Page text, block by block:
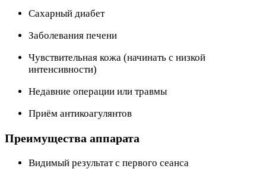
Сахарный диабет
Заболевания печени
Чувствительная кожа (начинать с низкой
интенсивности)
Недавние операции или травмы
Приём антикоагулянтов
Преимущества аппарата
Видимый результат с первого сеанса